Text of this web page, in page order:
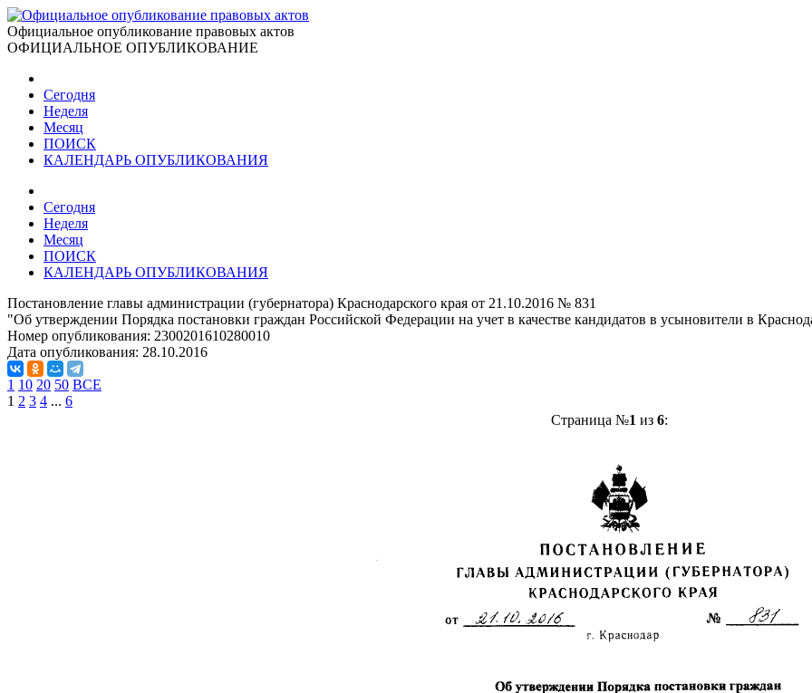
Официальное опубликование правовых актов
ОФИЦИАЛЬНОЕ ОПУБЛИКОВАНИЕ
Сегодня
Неделя
Месяц
ПОИСК
КАЛЕНДАРЬ ОПУБЛИКОВАНИЯ
Сегодня
Неделя
Месяц
ПОИСК
КАЛЕНДАРЬ ОПУБЛИКОВАНИЯ
Постановление главы администрации (губернатора) Краснодарского края от 21.10.2016 № 831
"Об утверждении Порядка постановки граждан Российской Федерации на учет в качестве кандидатов в усыновители в
Номер опубликования: 2300201610280010
Дата опубликования: 28.10.2016
1 10 20 50 ВСЕ
1 2 3 4 ... 6
Страница №1 из 6: